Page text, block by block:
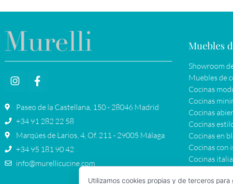
Paseo de la Castellana, 150 - 28046 Madrid
+34 91 282 22 58
Marqúes de Larios, 4, Of. 211 - 29005 Málaga
+34 95 181 90 42
info@murellicucine.com
Muebles
Showroom
Muebles de
Cocinas
Cocinas
Cocinas
Cocinas
Cocinas en
Cocinas con
Cocinas
Utilizamos cookies propias y de terceros